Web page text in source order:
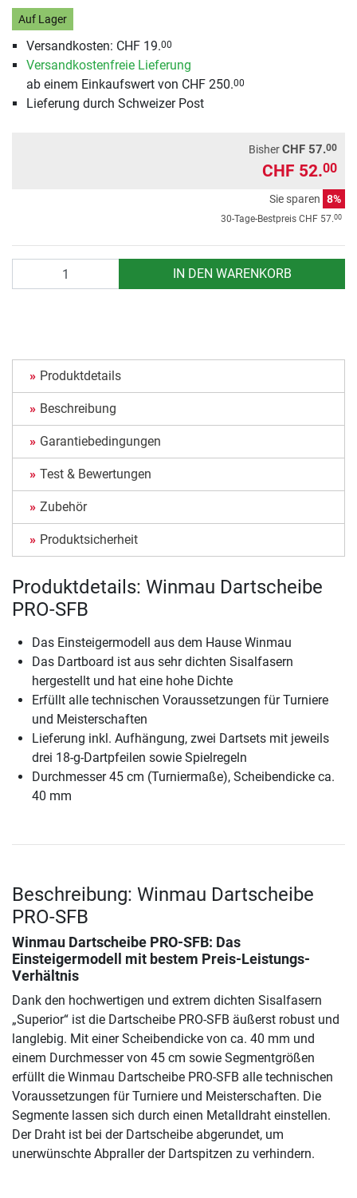
Auf Lager
Versandkosten: CHF 19.00
Versandkostenfreie Lieferung
ab einem Einkaufswert von CHF 250.00
Lieferung durch Schweizer Post
BisherCHF 57.00
CHF 52.00
Sie sparen 8%
30-Tage-Bestpreis CHF 57.00
IN DEN WARENKORB
Produktdetails
Beschreibung
Garantiebedingungen
Test & Bewertungen
Zubehör
Produktsicherheit
Produktdetails: Winmau Dartscheibe
PRO-SFB
Das Einsteigermodell aus dem Hause Winmau
Das Dartboard ist aus sehr dichten Sisalfasern
hergestellt und hat eine hohe Dichte
Erfüllt alle technischen Voraussetzungen für Turniere
und Meisterschaften
Lieferung inkl. Aufhängung, zwei Dartsets mit jeweils
drei 18-g-Dartpfeilen sowie Spielregeln
Durchmesser 45 cm (Turniermaße), Scheibendicke ca.
40 mm
Beschreibung: Winmau Dartscheibe
PRO-SFB
Winmau Dartscheibe PRO-SFB: Das
Einsteigermodell mit bestem Preis-Leistungs-
Verhältnis
Dank den hochwertigen und extrem dichten Sisalfasern
„Superior“ ist die Dartscheibe PRO-SFB äußerst robust und
langlebig. Mit einer Scheibendicke von ca. 40 mm und
einem Durchmesser von 45 cm sowie Segmentgrößen
erfüllt die Winmau Dartscheibe PRO-SFB alle technischen
Voraussetzungen für Turniere und Meisterschaften. Die
Segmente lassen sich durch einen Metalldraht einstellen.
Der Draht ist bei der Dartscheibe abgerundet, um
unerwünschte Abpraller der Dartspitzen zu verhindern.